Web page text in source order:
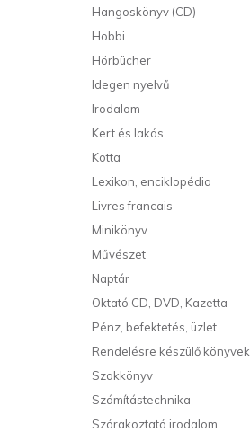
Hangoskönyv (CD)
Hobbi
Hörbücher
Idegen nyelvű
Irodalom
Kert és lakás
Kotta
Lexikon, enciklopédia
Livres francais
Minikönyv
Művészet
Naptár
Oktató CD, DVD, Kazetta
Pénz, befektetés, üzlet
Rendelésre készülő könyvek
Szakkönyv
Számítástechnika
Szórakoztató irodalom